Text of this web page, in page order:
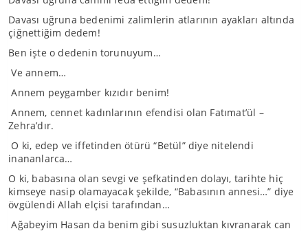
Davası uğruna bedenimi zalimlerin atlarının ayakları altında
çiğnettiğim dedem!
Ben işte o dedenin torunuyum…
Ve annem…
Annem peygamber kızıdır benim!
Annem, cennet kadınlarının efendisi olan Fatımat’ül –
Zehra’dır.
O ki, edep ve iffetinden ötürü “Betül” diye nitelendi
inananlarca…
O ki, babasına olan sevgi ve şefkatinden dolayı, tarihte hiç
kimseye nasip olamayacak şekilde, “Babasının annesi…” diye
övgülendi Allah elçisi tarafından…
Ağabeyim Hasan da benim gibi susuzluktan kıvranarak can